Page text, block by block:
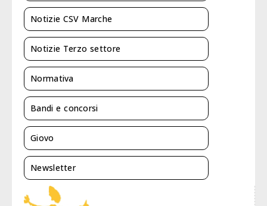
Notizie CSV Marche
Notizie Terzo settore
Normativa
Bandi e concorsi
Giovo
Newsletter